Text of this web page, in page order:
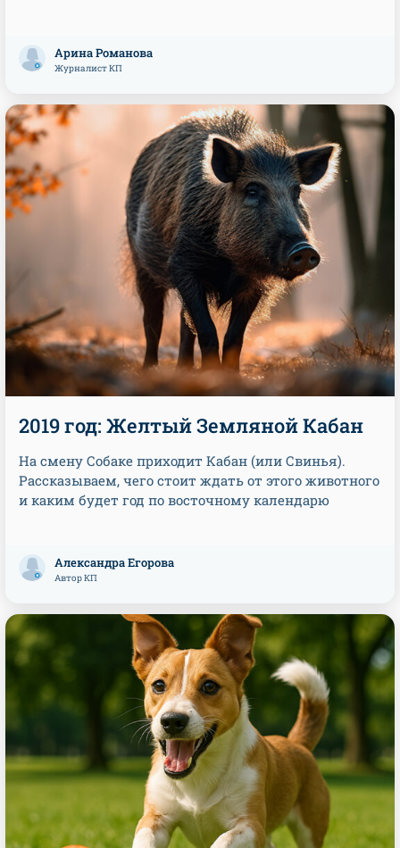
Арина Романова
Журналист КП
2019 год: Желтый Земляной Кабан
На смену Собаке приходит Кабан (или Свинья).
Рассказываем, чего стоит ждать от этого животного
и каким будет год по восточному календарю
Александра Егорова
Автор КП